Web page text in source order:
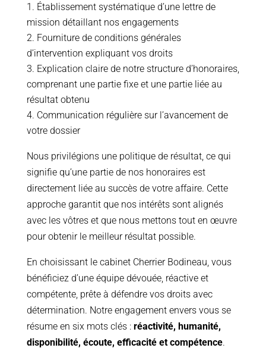
Établissement systématique d’une lettre de
mission détaillant nos engagements
Fourniture de conditions générales
d’intervention expliquant vos droits
Explication claire de notre structure d’honoraires,
comprenant une partie fixe et une partie liée au
résultat obtenu
Communication régulière sur l’avancement de
votre dossier
Nous privilégions une politique de résultat, ce qui
signifie qu’une partie de nos honoraires est
directement liée au succès de votre affaire. Cette
approche garantit que nos intérêts sont alignés
avec les vôtres et que nous mettons tout en œuvre
pour obtenir le meilleur résultat possible.
En choisissant le cabinet Cherrier Bodineau, vous
bénéficiez d’une équipe dévouée, réactive et
compétente, prête à défendre vos droits avec
détermination. Notre engagement envers vous se
résume en six mots clés : réactivité, humanité,
disponibilité, écoute, efficacité et compétence.